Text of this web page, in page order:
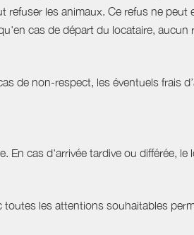
les animaux. Ce refus ne
cas de départ du locataire, aucun
de non-respect, les éventuels frais
cas d'arrivée tardive ou différée, le
les attentions souhaitables